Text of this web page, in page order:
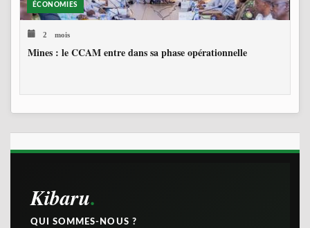
ÉCONOMIES
2 mois
Mines : le CCAM entre dans sa phase opérationnelle
Kibaru
QUI SOMMES-NOUS ?